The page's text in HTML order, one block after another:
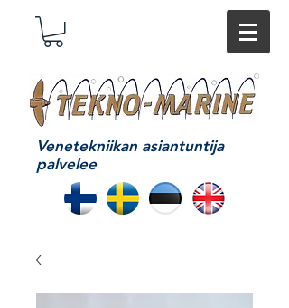
Venetekniikan asiantuntija
palvelee